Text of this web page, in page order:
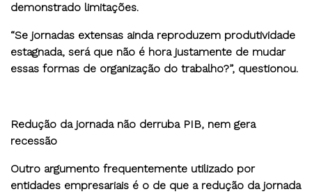
demonstrado limitações.
“Se jornadas extensas ainda reproduzem produtividade
estagnada, será que não é hora justamente de mudar
essas formas de organização do trabalho?”, questionou.
Redução da jornada não derruba PIB, nem gera
recessão
Outro argumento frequentemente utilizado por
entidades empresariais é o de que a redução da jornada